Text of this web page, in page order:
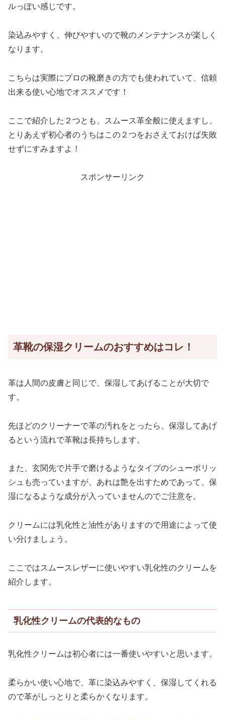
ルっぽい感じです。
染込みやすく、伸びやすいので靴のメンテナンスが楽しく
なります。
こちらは実際にプロの靴磨きの方でも使われていて、信頼
出来る使い心地でオススメです！
ここで紹介した２つとも、スムース革全般に使えますし、
とりあえず初心者のうちはこの２つをおさえておけば失敗
せずにすみますよ！
スポンサーリンク
革靴の保湿クリームのおすすめはコレ！
革は人間の皮膚と同じで、保湿してあげることが大切で
す。
先ほどのクリーナーで革の汚れをとったら、保湿してあげ
るという流れで革靴は長持ちします。
また、玄関先で片手で磨けるようなタイプのシューポリッ
シュも売っていますが、あれは艶を出すためであって、保
湿になるような成分が入っていませんのでご注意を。
クリームには乳化性と油性がありますので用途によって使
い分けましょう。
ここではスムースレザーに使いやすい乳化性のクリームを
紹介します。
乳化性クリームの代表的なもの
乳化性クリームは初心者には一番使いやすいと思います。
柔らかい使い心地で、革に染込みやすく、保湿してくれる
ので革がしっとりと柔らかくなります。